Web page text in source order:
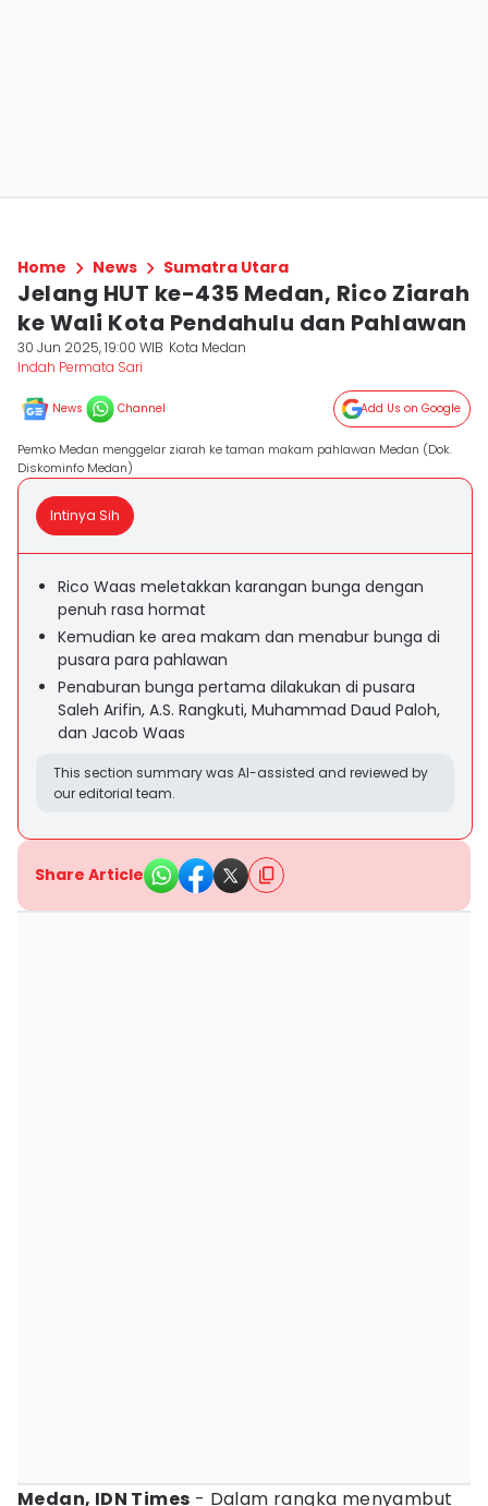
Home News Sumatra Utara
Jelang HUT ke-435 Medan, Rico Ziarah
ke Wali Kota Pendahulu dan Pahlawan
30 Jun 2025, 19:00 WIB Kota Medan
Indah Permata Sari
News Channel Add Us on Google
Pemko Medan menggelar ziarah ke taman makam pahlawan Medan (Dok.
Diskominfo Medan)
Intinya Sih
Rico Waas meletakkan karangan bunga dengan
penuh rasa hormat
Kemudian ke area makam dan menabur bunga di
pusara para pahlawan
Penaburan bunga pertama dilakukan di pusara
Saleh Arifin, A.S. Rangkuti, Muhammad Daud Paloh,
dan Jacob Waas
This section summary was AI-assisted and reviewed by
our editorial team.
Share Article
Medan, IDN Times - Dalam rangka menyambut